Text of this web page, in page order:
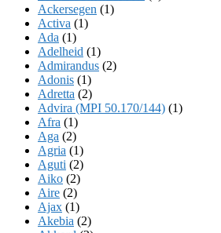
Ackersegen (1)
Activa (1)
Ada (1)
Adelheid (1)
Admirandus (2)
Adonis (1)
Adretta (2)
Advira (MPI 50.170/144) (1)
Afra (1)
Aga (2)
Agria (1)
Aguti (2)
Aiko (2)
Aire (2)
Ajax (1)
Akebia (2)